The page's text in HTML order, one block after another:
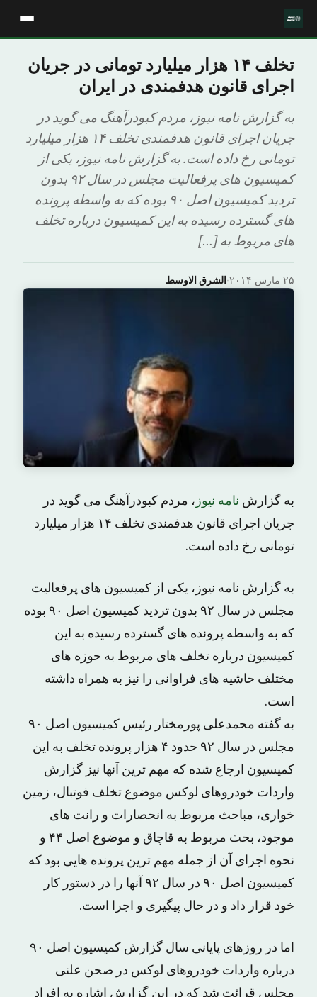
تخلف ۱۴ هزار میلیارد تومانی در جریان
اجرای قانون هدفمندی در ایران
به گزارش نامه نیوز، مردم کبودرآهنگ می گوید در
جریان اجرای قانون هدفمندی تخلف ۱۴ هزار میلیارد
تومانی رخ داده است. به گزارش نامه نیوز، یکی از
کمیسیون های پرفعالیت مجلس در سال ۹۲ بدون
تردید کمیسیون اصل ۹۰ بوده که به واسطه پرونده
های گسترده رسیده به این کمیسیون درباره تخلف
های مربوط به […]
الشرق الاوسط· ۲۵ مارس ۲۰۱۴
به گزارش نامه نیوز ، مردم کبودرآهنگ می گوید در
جریان اجرای قانون هدفمندی تخلف ۱۴ هزار میلیارد
تومانی رخ داده است.
به گزارش نامه نیوز، یکی از کمیسیون های پرفعالیت
مجلس در سال ۹۲ بدون تردید کمیسیون اصل ۹۰ بوده
که به واسطه پرونده های گسترده رسیده به این
کمیسیون درباره تخلف های مربوط به حوزه های
مختلف حاشیه های فراوانی را نیز به همراه داشته
است.
به گفته محمدعلی پورمختار رئیس کمیسیون اصل ۹۰
مجلس در سال ۹۲ حدود ۴ هزار پرونده تخلف به این
کمیسیون ارجاع شده که مهم ترین آنها نیز گزارش
واردات خودروهای لوکس موضوع تخلف فوتبال، زمین
خواری، مباحث مربوط به انحصارات و رانت های
موجود، بحث مربوط به قاچاق و موضوع اصل ۴۴ و
نحوه اجرای آن از جمله مهم ترین پرونده هایی بود که
کمیسیون اصل ۹۰ در سال ۹۲ آنها را در دستور کار
خود قرار داد و در حال پیگیری و اجرا است.
اما در روزهای پایانی سال گزارش کمیسیون اصل ۹۰
درباره واردات خودروهای لوکس در صحن علنی
مجلس قرائت شد که در این گزارش اشاره به افراد